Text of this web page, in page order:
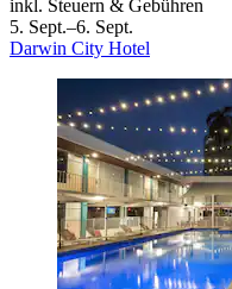
inkl. Steuern & Gebühren
5. Sept.–6. Sept.
Darwin City Hotel